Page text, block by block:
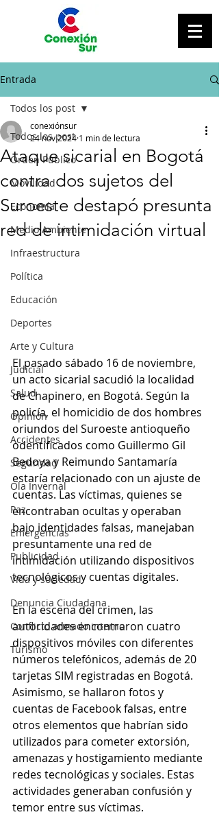
Entrada
Todos los post
Orden Público
Movilidad
Economía
Medio Ambiente
Infraestructura
Política
Educación
Deportes
Arte y Cultura
Judicial
Salud
Opinión
Accidentes
Seguridad
Ola Invernal
Paz
Emergencias
Publicidad
Vida y sociedad
Denuncia Ciudadana
Conflicto armado interno
Turismo
Todos los post
Ataque sicarial en Bogotá
contra dos sujetos del
Suroeste destapó presunta
red de intimidación virtual
conexiónsur
24 nov 2024 1 min de lectura
El pasado sábado 16 de noviembre,
un acto sicarial sacudió la localidad
de Chapinero, en Bogotá. Según la
policía, el homicidio de dos hombres
oriundos del Suroeste antioqueño
odentificados como Guillermo Gil
Bedoya y Reimundo Santamaría
estaría relacionado con un ajuste de
cuentas. Las víctimas, quienes se
encontraban ocultas y operaban
bajo identidades falsas, manejaban
presuntamente una red de
intimidación utilizando dispositivos
tecnológicos y cuentas digitales.
En la escena del crimen, las
autoridades encontraron cuatro
dispositivos móviles con diferentes
números telefónicos, además de 20
tarjetas SIM registradas en Bogotá.
Asimismo, se hallaron fotos y
cuentas de Facebook falsas, entre
otros elementos que habrían sido
utilizados para cometer extorsión,
amenazas y hostigamiento mediante
redes tecnológicas y sociales. Estas
actividades generaban confusión y
temor entre sus víctimas.